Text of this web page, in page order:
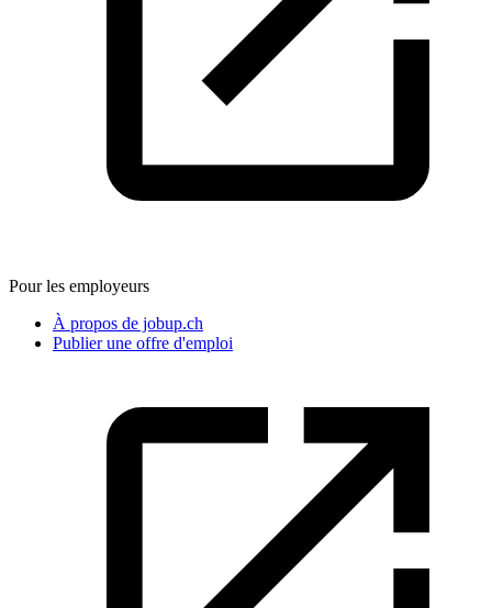
Pour les employeurs
À propos de jobup.ch
Publier une offre d'emploi